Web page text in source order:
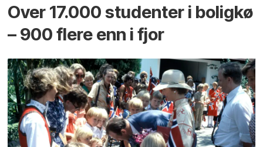
Over 17.000 studenter i boligkø
– 900 flere enn i fjor